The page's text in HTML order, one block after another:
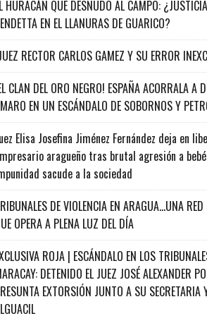
HURACÁN QUE DESNUDÓ AL CAMPO:
EN EL LLANURAS DE GUARICO?
RECTOR CARLOS GAMEZ Y SU ERROR
CLAN DEL ORO NEGRO! ESPAÑA ACORRALA A
EN UN ESCÁNDALO DE SOBORNOS Y
Elisa Josefina Jiménez Fernández deja en
aragueño tras brutal agresión a
sacude a la sociedad
DE VIOLENCIA EN ARAGUA…UNA
OPERA A PLENA LUZ DEL DÍA
ROJA | ESCÁNDALO EN LOS
DETENIDO EL JUEZ JOSÉ ALEXANDER
EXTORSIÓN JUNTO A SU SECRETARIA